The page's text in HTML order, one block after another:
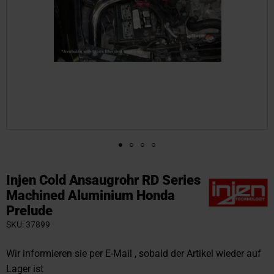
Injen Cold Ansaugrohr RD Series
Machined Aluminium Honda
Prelude
SKU 37899
Wir informieren sie per E-Mail , sobald der Artikel wieder auf
Lager ist
Anfang
der
Bildgalerie
springen